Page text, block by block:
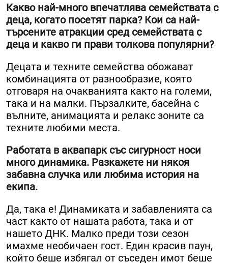
Какво най-много впечатлява семействата с
деца, когато посетят парка? Кои са най-
търсените атракции сред семействата с
деца и какво ги прави толкова популярни?
Децата и техните семейства обожават
комбинацията от разнообразие, която
отговаря на очакванията както на големи,
така и на малки. Пързалките, басейна с
вълните, анимацията и релакс зоните са
техните любими места.
Работата в аквапарк със сигурност носи
много динамика. Разкажете ни някоя
забавна случка или любима история на
екипа.
Да, така е! Динамиката и забавленията са
част както от нашата работа, така и от
нашето ДНК. Малко преди този сезон
имахме необичаен гост. Един красив паун,
който беше избягал от съседен имот беше